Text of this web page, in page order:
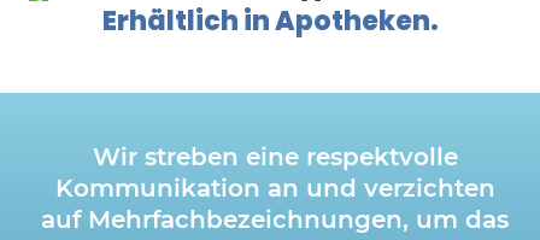
Erhältlich in Apotheken.
Wir streben eine respektvolle
Kommunikation an und verzichten
auf Mehrfachbezeichnungen, um das